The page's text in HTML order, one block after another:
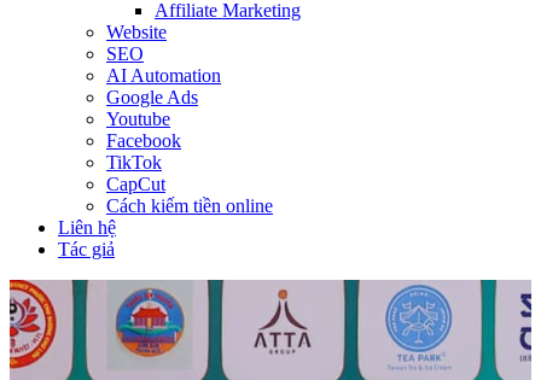
Affiliate Marketing
Website
SEO
AI Automation
Google Ads
Youtube
Facebook
TikTok
CapCut
Cách kiếm tiền online
Liên hệ
Tác giả